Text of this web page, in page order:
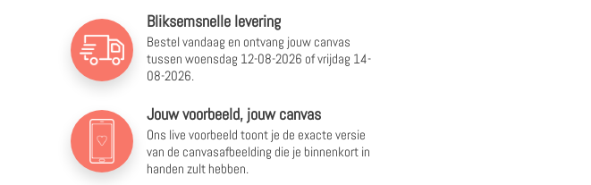
Bliksemsnelle levering
Bestel vandaag en ontvang jouw canvas
tussen woensdag 12-08-2026 of vrijdag 14-
08-2026.
Jouw voorbeeld, jouw canvas
Ons live voorbeeld toont je de exacte versie
van de canvasafbeelding die je binnenkort in
handen zult hebben.